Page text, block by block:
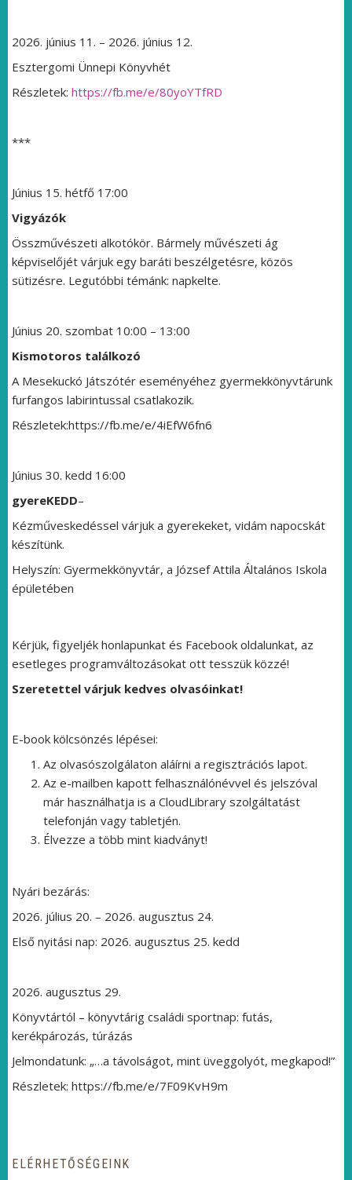
2026. június 11. – 2026. június 12.
Esztergomi Ünnepi Könyvhét
Részletek: https://fb.me/e/80yoYTfRD
***
Június 15. hétfő 17:00
Vigyázók
Összművészeti alkotókör. Bármely művészeti ág
képviselőjét várjuk egy baráti beszélgetésre, közös
sütizésre. Legutóbbi témánk: napkelte.
Június 20. szombat 10:00 – 13:00
Kismotoros találkozó
A Mesekuckó Játszótér eseményéhez gyermekkönyvtárunk
furfangos labirintussal csatlakozik.
Részletek:https://fb.me/e/4iEfW6fn6
Június 30. kedd 16:00
gyereKEDD–
Kézműveskedéssel várjuk a gyerekeket, vidám napocskát
készítünk.
Helyszín: Gyermekkönyvtár, a József Attila Általános Iskola
épületében
Kérjük, figyeljék honlapunkat és Facebook oldalunkat, az
esetleges programváltozásokat ott tesszük közzé!
Szeretettel várjuk kedves olvasóinkat!
E-book kölcsönzés lépései:
Az olvasószolgálaton aláírni a regisztrációs lapot.
Az e-mailben kapott felhasználónévvel és jelszóval
már használhatja is a CloudLibrary szolgáltatást
telefonján vagy tabletjén.
Élvezze a több mint kiadványt!
Nyári bezárás:
2026. július 20. – 2026. augusztus 24.
Első nyitási nap: 2026. augusztus 25. kedd
2026. augusztus 29.
Könyvtártól – könyvtárig családi sportnap: futás,
kerékpározás, túrázás
Jelmondatunk: „…a távolságot, mint üveggolyót, megkapod!”
Részletek: https://fb.me/e/7F09KvH9m
ELÉRHETŐSÉGEINK